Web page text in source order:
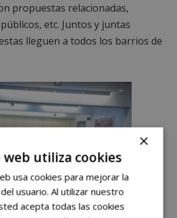
propuestas relacionadas,
etc. Juntos y juntas
lleguen a todos los barrios de
las Fiestas de septiembre con
×
web utiliza cookies
usa cookies para mejorar la
usuario. Al utilizar nuestro
acepta todas las cookies